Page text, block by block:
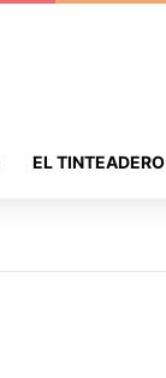
EL TINTEADERO